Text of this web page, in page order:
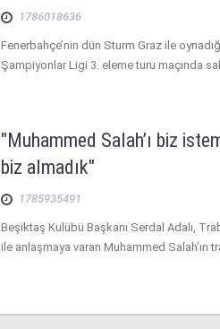
1786018636
Fenerbahçe’nin dün Sturm Graz ile
Şampiyonlar Ligi 3. eleme turu maçında
"Muhammed Salah’ı biz
biz almadık"
1785935491
Beşiktaş Kulübü Başkanı Serdal Adalı,
ile anlaşmaya varan Muhammed Salah’ın